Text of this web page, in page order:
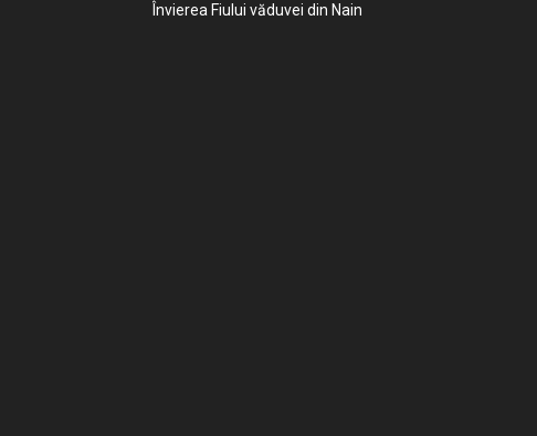
Învierea Fiului văduvei din Nain